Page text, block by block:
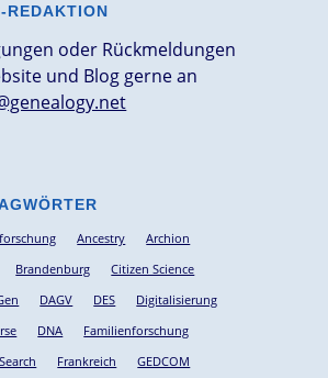
REDAKTION
oder Rückmeldungen
und Blog gerne an
Ancestry
Archion
Brandenburg
Citizen Science
DAGV DES
Digitalisierung
DNA
Familienforschung
Frankreich
GEDCOM